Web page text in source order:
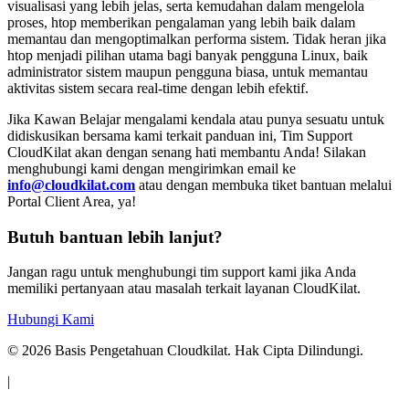
visualisasi yang lebih jelas, serta kemudahan dalam mengelola
proses, htop memberikan pengalaman yang lebih baik dalam
memantau dan mengoptimalkan performa sistem. Tidak heran jika
htop menjadi pilihan utama bagi banyak pengguna Linux, baik
administrator sistem maupun pengguna biasa, untuk memantau
aktivitas sistem secara real-time dengan lebih efektif.
Jika Kawan Belajar mengalami kendala atau punya sesuatu untuk
didiskusikan bersama kami terkait panduan ini, Tim Support
CloudKilat akan dengan senang hati membantu Anda! Silakan
menghubungi kami dengan mengirimkan email ke
info@cloudkilat.com atau dengan membuka tiket bantuan melalui
Portal Client Area, ya!
Butuh bantuan lebih lanjut?
Jangan ragu untuk menghubungi tim support kami jika Anda
memiliki pertanyaan atau masalah terkait layanan CloudKilat.
Hubungi Kami
© 2026 Basis Pengetahuan Cloudkilat. Hak Cipta Dilindungi.